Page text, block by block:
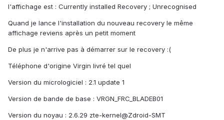
l'affichage est : Currently installed Recovery ; Unrecognised
Quand je lance l'installation du nouveau recovery le même
affichage reviens après un petit moment
De plus je n'arrive pas à démarrer sur le recovery :(
Téléphone d'origine Virgin livré tel quel
Version du micrologiciel : 2.1 update 1
Version de bande de base : VRGN_FRC_BLADEB01
Version du noyau : 2.6.29 zte-kernel@Zdroid-SMT